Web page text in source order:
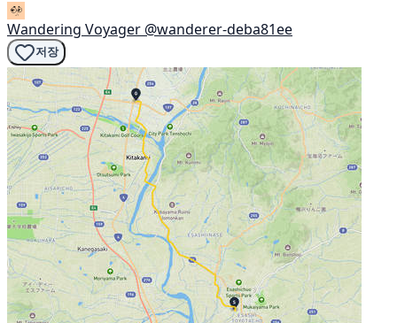
Wandering Voyager @wanderer-deba81ee
저장